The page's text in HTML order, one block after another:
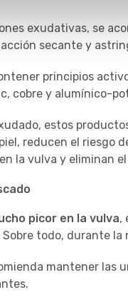
exudativas, se
secante y
principios
cobre y alumínico-
estos
reducen el riesgo
la vulva y eliminan el
picor en la vulva,
todo, durante la
mantener las